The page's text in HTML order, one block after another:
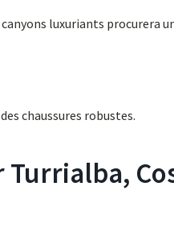
luxuriants procurera
chaussures robustes.
Turrialba,